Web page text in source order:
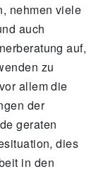
nehmen viele
auch
auf,
zu
allem die
der
geraten
dies
in den